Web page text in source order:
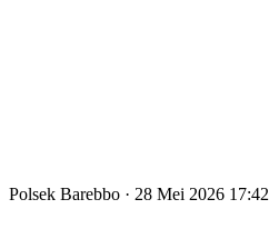
Polsek Barebbo · 28 Mei 2026 17:42